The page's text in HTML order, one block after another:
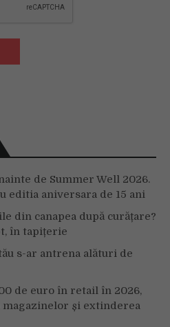
de Summer Well 2026.
editia aniversara de 15 ani
din canapea după curățare?
în tapițerie
s-ar antrena alături de
de euro în retail în 2026,
și extinderea